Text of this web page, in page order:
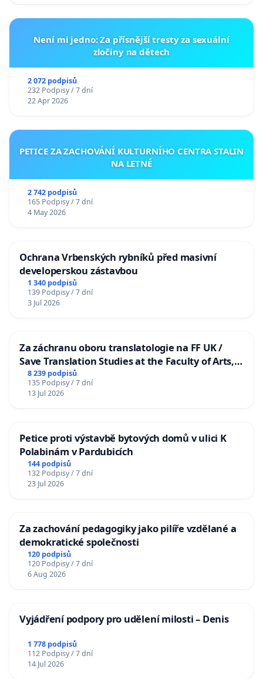
Není mi jedno: Za přísnější tresty za sexuální
zločiny na dětech
2 072 podpisů
232 Podpisy / 7 dní
22 Apr 2026
PETICE ZA ZACHOVÁNÍ KULTURNÍHO CENTRA STALIN
NA LETNÉ
2 742 podpisů
165 Podpisy / 7 dní
4 May 2026
Ochrana Vrbenských rybníků před masivní
developerskou zástavbou
1 340 podpisů
139 Podpisy / 7 dní
3 Jul 2026
Za záchranu oboru translatologie na FF UK /
Save Translation Studies at the Faculty of Arts,
Charles University
8 239 podpisů
135 Podpisy / 7 dní
13 Jul 2026
Petice proti výstavbě bytových domů v ulici K
Polabinám v Pardubicích
144 podpisů
132 Podpisy / 7 dní
23 Jul 2026
Za zachování pedagogiky jako pilíře vzdělané a
demokratické společnosti
120 podpisů
120 Podpisy / 7 dní
6 Aug 2026
Vyjádření podpory pro udělení milosti – Denis
1 778 podpisů
112 Podpisy / 7 dní
14 Jul 2026